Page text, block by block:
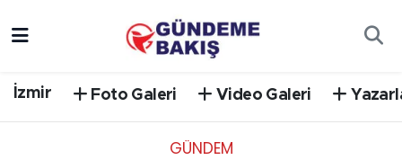
İzmir Foto Galeri Video Galeri
GÜNDEM